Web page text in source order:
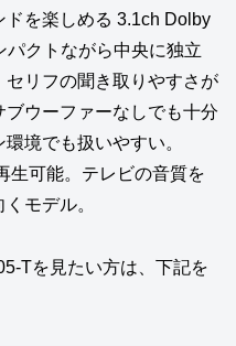
ドを楽しめる 3.1ch Dolby
パクトながら中央に独立
リフの聞き取りやすさが
ウーファーなしでも十分
境でも扱いやすい。
生可能。テレビの音質を
モデル。
を見たい方は、下記を